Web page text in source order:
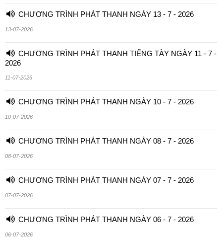
CHƯƠNG TRÌNH PHÁT THANH NGÀY 13 - 7 - 2026
13-07-2026
CHƯƠNG TRÌNH PHÁT THANH TIẾNG TÀY NGÀY 11 - 7 -
2026
11-07-2026
CHƯƠNG TRÌNH PHÁT THANH NGÀY 10 - 7 - 2026
10-07-2026
CHƯƠNG TRÌNH PHÁT THANH NGÀY 08 - 7 - 2026
08-07-2026
CHƯƠNG TRÌNH PHÁT THANH NGÀY 07 - 7 - 2026
07-07-2026
CHƯƠNG TRÌNH PHÁT THANH NGÀY 06 - 7 - 2026
06-07-2026